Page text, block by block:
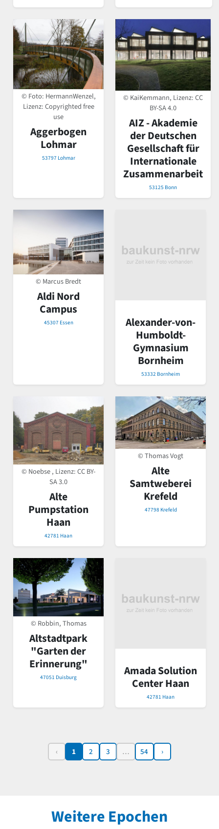
© Foto: HermannWenzel,
Lizenz: Copyrighted free
use
Aggerbogen
Lohmar
53797 Lohmar
© KaiKemmann, Lizenz:CC
BY-SA 4.0
AIZ - Akademie
der Deutschen
Gesellschaft für
Internationale
Zusammenarbeit
53125 Bonn
© Marcus Bredt
Aldi Nord
Campus
45307 Essen
Alexander-von-
Humboldt-
Gymnasium
Bornheim
53332 Bornheim
© Noebse , Lizenz:CC BY-
SA 3.0
Alte
Pumpstation
Haan
42781 Haan
© Thomas Vogt
Alte
Samtweberei
Krefeld
47798 Krefeld
© Robbin, Thomas
Altstadtpark
"Garten der
Erinnerung"
47051 Duisburg
Amada Solution
Center Haan
42781 Haan
‹ 1 2 3 … 54 ›
Weitere Epochen